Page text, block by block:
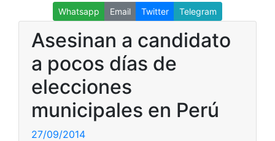
Whatsapp Email Twitter Telegram
Asesinan a candidato
a pocos días de
elecciones
municipales en Perú
27/09/2014